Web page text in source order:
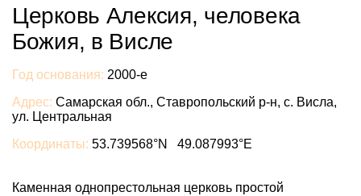
Церковь Алексия, человека
Божия, в Висле
Год основания: 2000-е
Адрес: Самарская обл., Ставропольский р-н, с. Висла,
ул. Центральная
Координаты: 53.739568°N 49.087993°E
Каменная однопрестольная церковь простой